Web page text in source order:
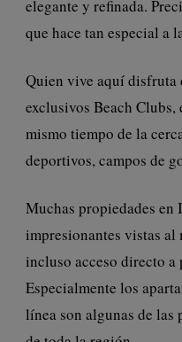
elegante y refinada.
que hace tan especial a
Quien vive aquí disfruta
exclusivos Beach Clubs,
mismo tiempo de la
deportivos, campos de
Muchas propiedades en
impresionantes vistas al
incluso acceso directo a
Especialmente los
línea son algunas de las